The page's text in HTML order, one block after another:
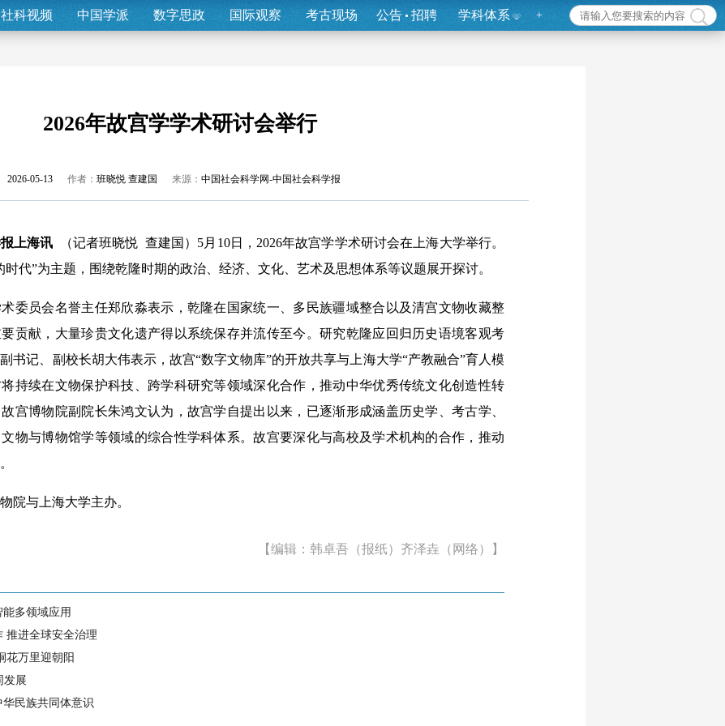
社科视频 中国学派 数字思政 国际观察 考古现场 公告 招聘 学科体系 +
2026年故宫学学术研讨会举行
2026-05-13 作者： 班晓悦 查建国 来源： 中国社会科学网-中国社会科学报
上海讯
（记者班晓悦 查建国）5月10日，2026年故宫学学术研讨会在上海大学举行。
时代”为主题，围绕乾隆时期的政治、经济、文化、艺术及思想体系等议题展开探讨。
员会名誉主任郑欣淼表示，乾隆在国家统一、多民族疆域整合以及清宫文物收藏整
贡献，大量珍贵文化遗产得以系统保存并流传至今。研究乾隆应回归历史语境客观考
书记、副校长胡大伟表示，故宫“数字文物库”的开放共享与上海大学“产教融合”育人模
持续在文物保护科技、跨学科研究等领域深化合作，推动中华优秀传统文化创造性转
宫博物院副院长朱鸿文认为，故宫学自提出以来，已逐渐形成涵盖历史学、考古学、
物与博物馆学等领域的综合性学科体系。故宫要深化与高校及学术机构的合作，推动
与上海大学主办。
【编辑：韩卓吾（报纸）齐泽垚（网络）】
多领域应用
推进全球安全治理
花万里迎朝阳
发展
民族共同体意识